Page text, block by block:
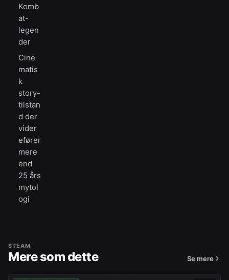
Komb
at-
legen
der
Cine
matis
k
story-
tilstan
d der
vider
efører
mere
end
25 års
mytol
ogi
STEAM
Mere som dette Se mere